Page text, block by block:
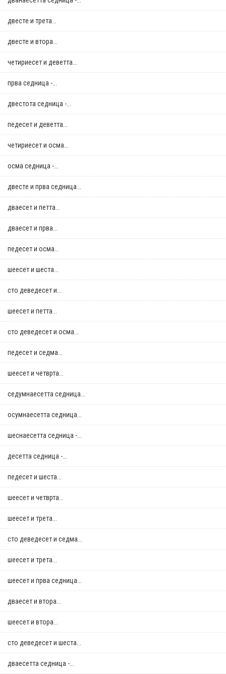
двестe и трета...
двестe и втора...
четириесет и деветта...
прва седница -...
двестота седница -...
педесет и деветта...
четириесет и осма...
осма седница -...
двестe и прва седница...
дваесет и петта...
дваесет и прва...
педесет и осма...
шеесет и шеста...
сто деведесет и...
шеесет и петта...
сто деведесет и осма...
педесет и седма...
шеесет и четврта...
седумнаесетта седница...
осумнaесетта седница...
шеснаесетта седница -...
десетта седница -...
педесет и шеста...
шеесет и четврта...
шеесет и трета...
сто деведесет и седма...
шеесет и трета...
шеесет и прва седница...
дваесет и втора...
шеесет и втора...
сто деведесет и шеста...
дваесетта седница -...